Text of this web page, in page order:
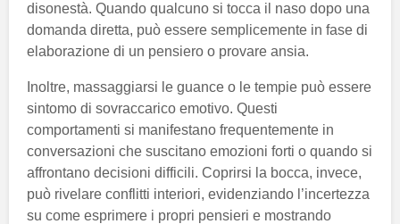
disonestà. Quando qualcuno si tocca il naso dopo una
domanda diretta, può essere semplicemente in fase di
elaborazione di un pensiero o provare ansia.
Inoltre, massaggiarsi le guance o le tempie può essere
sintomo di sovraccarico emotivo. Questi
comportamenti si manifestano frequentemente in
conversazioni che suscitano emozioni forti o quando si
affrontano decisioni difficili. Coprirsi la bocca, invece,
può rivelare conflitti interiori, evidenziando l’incertezza
su come esprimere i propri pensieri e mostrando